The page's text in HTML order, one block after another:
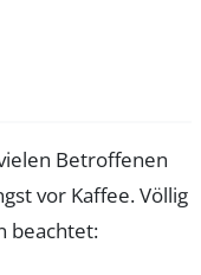
Betroffenen
vor Kaffee. Völlig
beachtet: